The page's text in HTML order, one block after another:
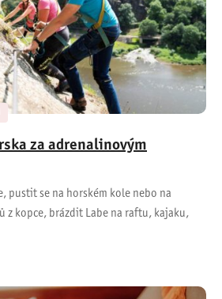
za adrenalinovým
pustit se na horském kole nebo na
z kopce, brázdit Labe na raftu, kajaku,